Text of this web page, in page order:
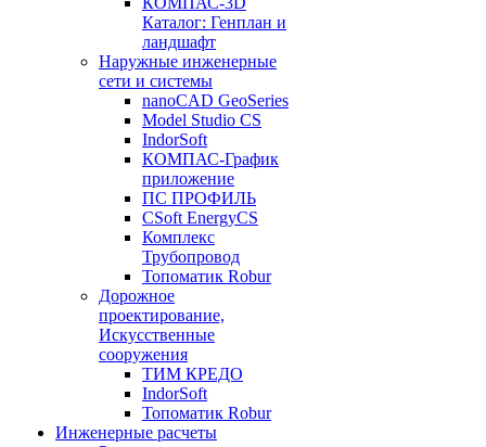
Каталог: Генплан и
ландшафт
Наружные инженерные
сети и системы
nanoCAD GeoSeries
Model Studio CS
IndorSoft
КОМПАС-График
приложение
ПС ПРОФИЛЬ
CSoft EnergyCS
Комплекс
Трубопровод
Топоматик Robur
Дорожное
проектирование,
Искусственные
сооружения
ТИМ КРЕДО
IndorSoft
Топоматик Robur
Инженерные расчеты